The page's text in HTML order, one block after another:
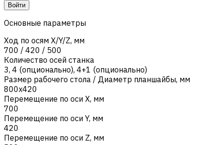
Войти
Основные параметры
Ход по осям X/Y/Z, мм
700 / 420 / 500
Количество осей станка
3, 4 (опционально), 4+1 (опционально)
Размер рабочего стола / Диаметр планшайбы, мм
800х420
Перемещение по оси X, мм
700
Перемещение по оси Y, мм
420
Перемещение по оси Z, мм